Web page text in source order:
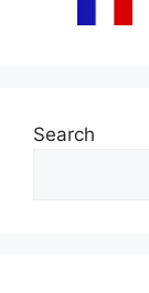
Search